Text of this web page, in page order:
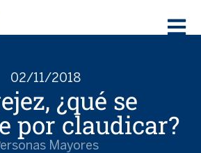
02/11/2018
¿qué se
por claudicar?
Mayores